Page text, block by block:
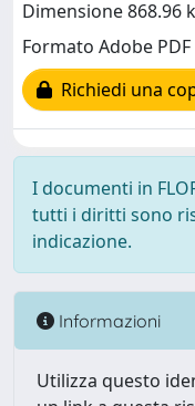
Dimensione 868.96
Formato Adobe PDF
Richiedi una
I documenti in
tutti i diritti sono
indicazione.
Informazioni
Utilizza questo